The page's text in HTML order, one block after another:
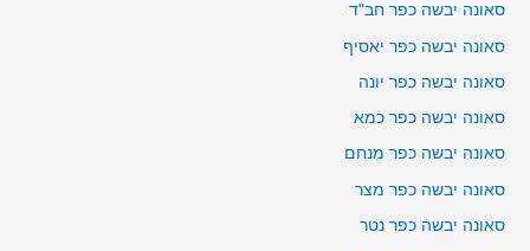
סאונה יבשה כפר חב"ד
סאונה יבשה כפר יאסיף
סאונה יבשה כפר יונה
סאונה יבשה כפר כמא
סאונה יבשה כפר מנחם
סאונה יבשה כפר מצר
סאונה יבשה כפר נטר